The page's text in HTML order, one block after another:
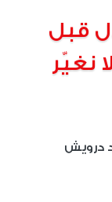
قبل
نغيّر
درويش